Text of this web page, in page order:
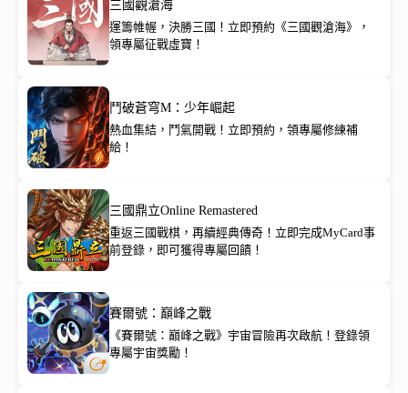
三國觀滄海
運籌帷幄，決勝三國！立即預約《三國觀滄海》，
領專屬征戰虛寶！
鬥破蒼穹M：少年崛起
熱血集結，鬥氣開戰！立即預約，領專屬修練補
給！
三國鼎立Online Remastered
重返三國戰棋，再續經典傳奇！立即完成MyCard事
前登錄，即可獲得專屬回饋！
賽爾號：巔峰之戰
《賽爾號：巔峰之戰》宇宙冒險再次啟航！登錄領
專屬宇宙獎勵！